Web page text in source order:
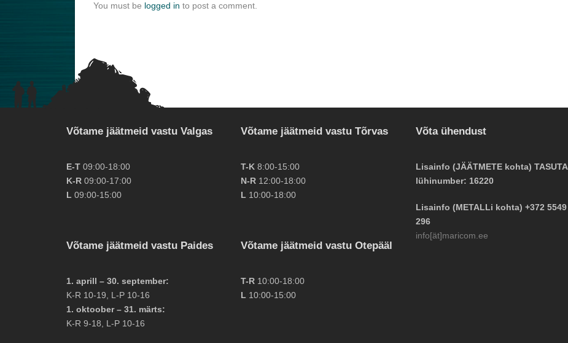
You must be logged in to post a comment.
Võtame jäätmeid vastu Valgas
E-T09:00-18:00
K-R09:00-17:00
L 09:00-15:00
Võtame jäätmeid vastu Paides
1. aprill – 30. september:
K-R 10-19, L-P 10-16
1. oktoober – 31. märts:
K-R 9-18, L-P 10-16
Võtame jäätmeid vastu Tõrvas
T-K 8:00-15:00
N-R 12:00-18:00
L 10:00-18:00
Võtame jäätmeid vastu Otepääl
T-R 10:00-18:00
L 10:00-15:00
Võta ühendust
Lisainfo (JÄÄTMETE kohta) TASUTA
lühinumber: 16220
Lisainfo (METALLi kohta) +372 5549
296
info[ät]maricom.ee